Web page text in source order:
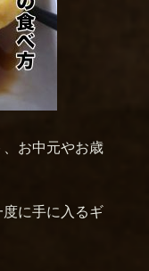
お中元やお歳
に手に入るギ